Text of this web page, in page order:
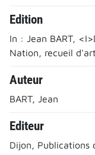
Edition
In : Jean BART,
Nation, recueil
Auteur
BART, Jean
Editeur
Dijon, Publications